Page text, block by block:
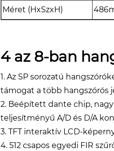
Méret (HxSzxH)
4 az 8-ban
1. Az SP sorozatú
támogat a több hangszórós
2. Beépített dante chip,
teljesítményű A/D és D/A
3. TFT interaktív LCD-
4. 512 csapos egyedi FIR